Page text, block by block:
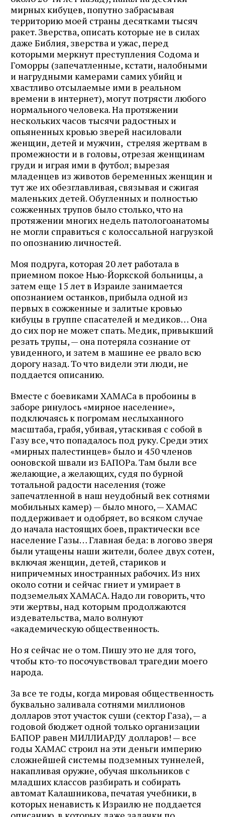
мирных кибуцев, попутно забрасывая
территорию моей страны десятками тысяч
ракет. Зверства, описать которые не в силах
даже Библия, зверства и ужас, перед
которыми меркнут преступления Содома и
Гоморры (запечатленные, кстати, налобными
и нагрудными камерами самих убийц и
хвастливо отсылаемые ими в реальном
времени в интернет), могут потрясти любого
нормального человека. На протяжении
нескольких часов тысячи радостных и
опьяненных кровью зверей насиловали
женщин, детей и мужчин, стреляя жертвам в
промежности и в головы, отрезая женщинам
груди и играя ими в футбол; вырезая
младенцев из животов беременных женщин и
тут же их обезглавливая, связывая и сжигая
маленьких детей. Обугленных и полностью
сожженных трупов было столько, что на
протяжении многих недель патологоанатомы
не могли справиться с колоссальной нагрузкой
по опознанию личностей.
Моя подруга, которая 20 лет работала в
приемном покое Нью-Йоркской больницы, а
затем еще 15 лет в Израиле занимается
опознанием останков, прибыла одной из
первых в сожженные и залитые кровью
кибуцы в группе спасателей и медиков… Она
до сих пор не может спать. Медик, привыкший
резать трупы, — она потеряла сознание от
увиденного, и затем в машине ее рвало всю
дорогу назад. То что видели эти люди, не
поддается описанию.
Вместе с боевиками ХАМАСа в пробоины в
заборе ринулось «мирное население»,
подключаясь к погромам неслыханного
масштаба, грабя, убивая, утаскивая с собой в
Газу все, что попадалось под руку. Среди этих
«мирных палестинцев» было и 450 членов
ооновской швали из БАПОРа. Там были все
желающие, а желающих, судя по бурной
тотальной радости населения (тоже
запечатленнoй в наш неудобный век cотнями
мобильных камер) — было много, — ХАМАС
поддерживает и одобряет, во всяком случае
до начала настоящих боев, практически все
население Газы… Главная беда: в логово зверя
были утащены наши жители, более двух сотен,
включая женщин, детей, стариков и
нипричемных иностранных рабочих. Из них
около сотни и сейчас гниет и умирает в
подземельях ХАМАСА. Надо ли говорить, что
эти жертвы, над которым продолжаются
издевательства, мало волнуют
«академическую общественность.
Но я сейчас не о том. Пишу это не для того,
чтобы кто-то посочувствовал трагедии моего
народа.
За все те годы, когда мировая общественность
буквально заливала сотнями миллионов
долларов этот участок суши (сектор Газа), — а
годовой бюджет одной только организации
БАПОР равен МИЛЛИАРДУ долларов! — все
годы ХАМАС строил на эти деньги империю
сложнейшей системы подземных туннелей,
накапливая оружие, обучая школьников с
младших классов разбирать и собирать
автомат Калашникова, печатая учебники, в
которых ненависть к Израилю не поддается